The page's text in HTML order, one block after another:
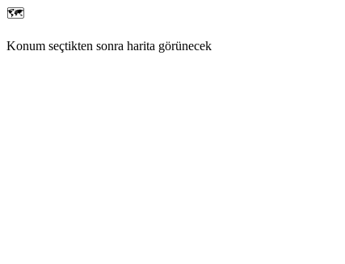
🗺️
Konum seçtikten sonra harita görünecek